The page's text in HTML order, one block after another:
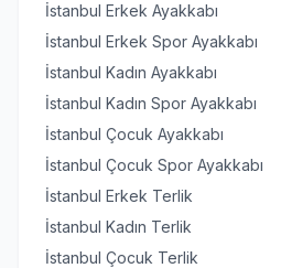
İstanbul Erkek Ayakkabı
İstanbul Erkek Spor Ayakkabı
İstanbul Kadın Ayakkabı
İstanbul Kadın Spor Ayakkabı
İstanbul Çocuk Ayakkabı
İstanbul Çocuk Spor Ayakkabı
İstanbul Erkek Terlik
İstanbul Kadın Terlik
İstanbul Çocuk Terlik